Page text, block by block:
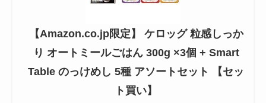
【Amazon.co.jp限定】 ケロッグ 粒感しっか
り オートミールごはん 300g ×3個 + Smart
Table のっけめし 5種 アソートセット 【セッ
ト買い】